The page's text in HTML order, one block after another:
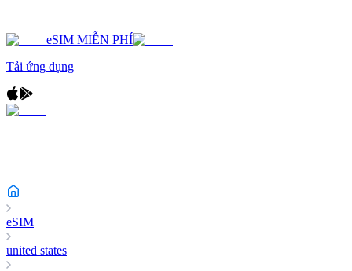
eSIM MIỄN PHÍ
Tải ứng dụng
eSIM
united states